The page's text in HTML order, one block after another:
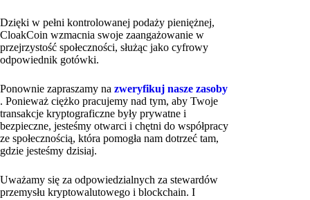
Dzięki w pełni kontrolowanej podaży pieniężnej,
CloakCoin wzmacnia swoje zaangażowanie w
przejrzystość społeczności, służąc jako cyfrowy
odpowiednik gotówki.
Ponownie zapraszamy na zweryfikuj nasze zasoby
. Ponieważ ciężko pracujemy nad tym, aby Twoje
transakcje kryptograficzne były prywatne i
bezpieczne, jesteśmy otwarci i chętni do współpracy
ze społecznością, która pomogła nam dotrzeć tam,
gdzie jesteśmy dzisiaj.
Uważamy się za odpowiedzialnych za stewardów
przemysłu kryptowalutowego i blockchain. I